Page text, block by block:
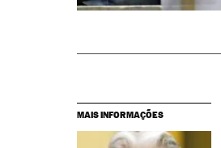
MAIS INFORMAÇÕES